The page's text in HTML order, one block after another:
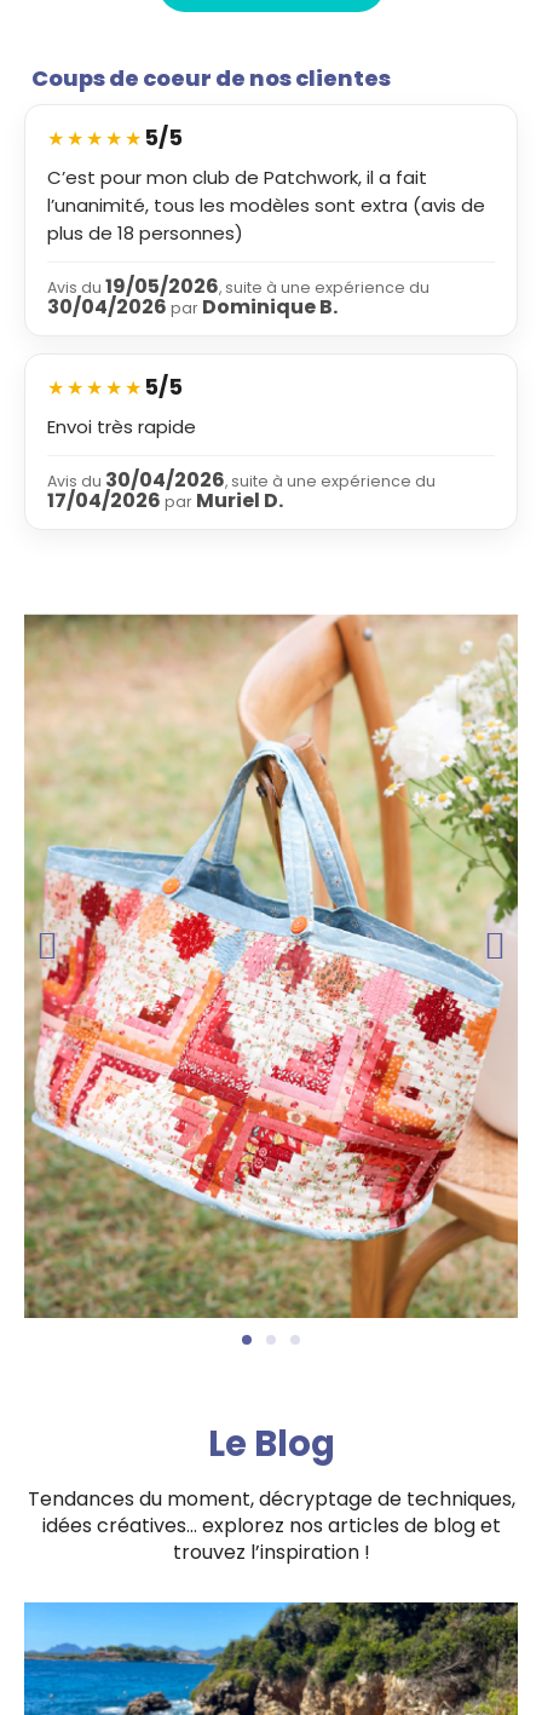
Coups de coeur de nos clientes
★★★★★ 5/5
C’est pour mon club de Patchwork, il a fait
l’unanimité, tous les modèles sont extra (avis de
plus de 18 personnes)
Avis du 19/05/2026, suite à une expérience du
30/04/2026 par Dominique B.
★★★★★ 5/5
Envoi très rapide
Avis du 30/04/2026, suite à une expérience du
17/04/2026 par Muriel D.
Le Blog
Tendances du moment, décryptage de techniques,
idées créatives… explorez nos articles de blog et
trouvez l’inspiration !